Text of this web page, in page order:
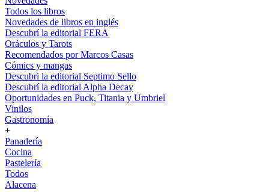
Todos los libros
Novedades de libros en inglés
Descubrí la editorial FERA
Oráculos y Tarots
Recomendados por Marcos Casas
Cómics y mangas
Descubri la editorial Septimo Sello
Descubrí la editorial Alpha Decay
Oportunidades en Puck, Titania y Umbriel
Vinilos
Gastronomía
+
Panadería
Cocina
Pastelería
Todos
Alacena